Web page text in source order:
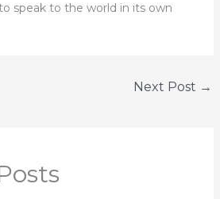
speak to the world in its own
Next Post →